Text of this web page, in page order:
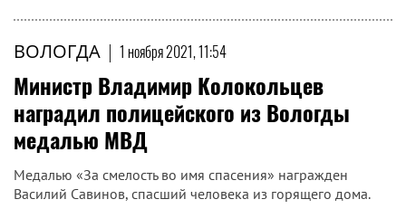
ВОЛОГДА | 1 ноября 2021, 11:54
Министр Владимир Колокольцев
наградил полицейского из Вологды
медалью МВД
Медалью «За смелость во имя спасения» награжден
Василий Савинов, спасший человека из горящего дома.